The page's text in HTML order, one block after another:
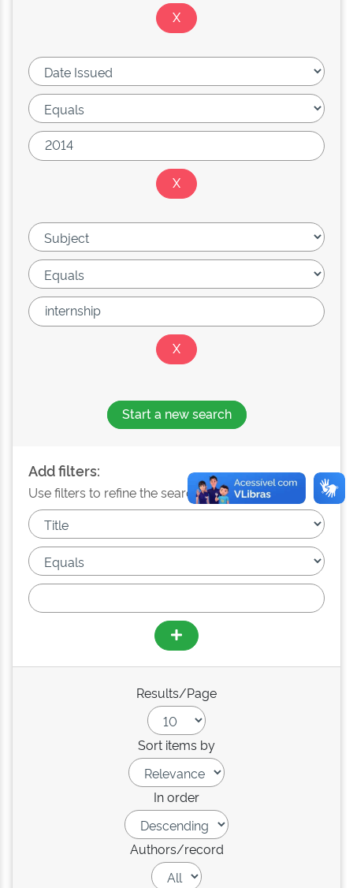
Start a new search
Add filters:
Use filters to refine the search results.
Results/Page
Sort items by
In order
Authors/record